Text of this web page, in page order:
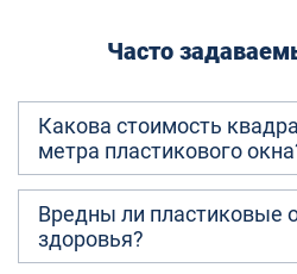
Часто
Какова стоимость
метра пластикового
Вредны ли пластиковые
здоровья?